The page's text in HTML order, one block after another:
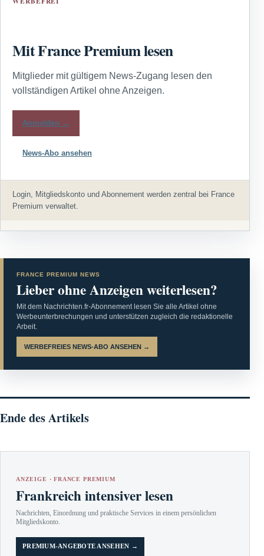
Mit France Premium lesen
Mitglieder mit gültigem News-Zugang lesen den
vollständigen Artikel ohne Anzeigen.
Anmelden →
News-Abo ansehen
Login, Mitgliedskonto und Abonnement werden zentral bei France
Premium verwaltet.
FRANCE PREMIUM NEWS
Lieber ohne Anzeigen weiterlesen?
Mit dem Nachrichten.fr-Abonnement lesen Sie alle Artikel ohne
Werbeunterbrechungen und unterstützen zugleich die redaktionelle
Arbeit.
WERBEFREIES NEWS-ABO ANSEHEN →
Ende des Artikels
ANZEIGE · FRANCE PREMIUM
Frankreich intensiver lesen
Nachrichten, Einordnung und praktische Services in einem persönlichen
Mitgliedskonto.
PREMIUM-ANGEBOTE ANSEHEN →